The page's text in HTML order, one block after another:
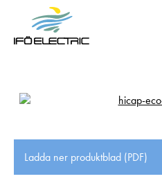
Ladda ner produktblad (PDF)